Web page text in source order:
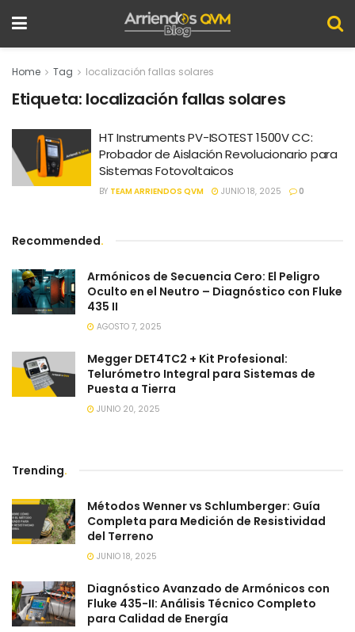
Home Tag localización fallas solares
Etiqueta: localización fallas solares
HT Instruments PV-ISOTEST 1500V CC:
Probador de Aislación Revolucionario para
Sistemas Fotovoltaicos
BY TEAM ARRIENDOS QVM JUNIO 18, 2025 0
Recommended.
Armónicos de Secuencia Cero: El Peligro
Oculto en el Neutro – Diagnóstico con Fluke
435 II
AGOSTO 7, 2025
Megger DET4TC2 + Kit Profesional:
Telurómetro Integral para Sistemas de
Puesta a Tierra
JUNIO 20, 2025
Trending.
Métodos Wenner vs Schlumberger: Guía
Completa para Medición de Resistividad
del Terreno
JUNIO 18, 2025
Diagnóstico Avanzado de Armónicos con
Fluke 435-II: Análisis Técnico Completo
para Calidad de Energía